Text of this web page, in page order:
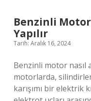
Benzinli
Yapılır
Tarih: Aralık 16, 2024
Benzinli motor nasıl
motorlarda,
karışımı bir elektrik